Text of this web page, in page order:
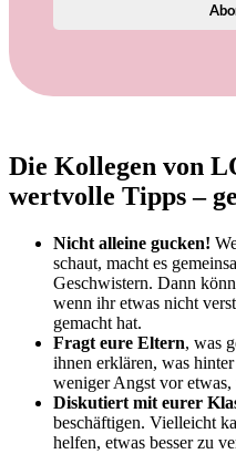
Die Kollegen von
wertvolle Tipps –
Nicht alleine gucken!
schaut, macht es
Geschwistern. Dann
wenn ihr etwas nicht
gemacht hat.
Fragt eure Eltern, was
ihnen erklären, was
weniger Angst vor etwas,
Diskutiert mit eurer
beschäftigen. Vielleicht
helfen, etwas besser zu